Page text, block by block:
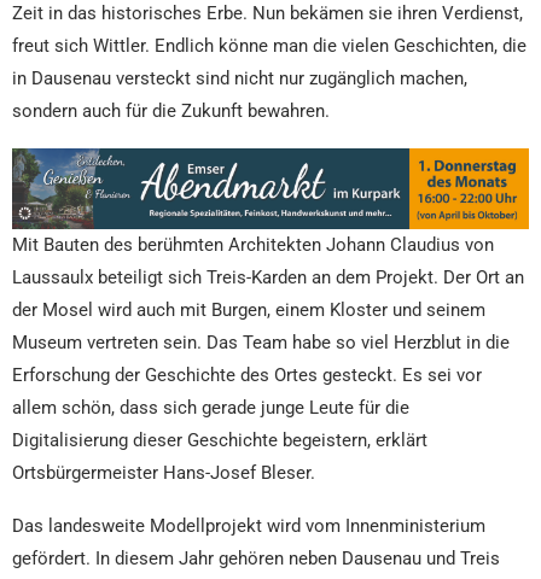
Zeit in das historisches Erbe. Nun bekämen sie ihren Verdienst,
freut sich Wittler. Endlich könne man die vielen Geschichten, die
in Dausenau versteckt sind nicht nur zugänglich machen,
sondern auch für die Zukunft bewahren.
Mit Bauten des berühmten Architekten Johann Claudius von
Laussaulx beteiligt sich Treis-Karden an dem Projekt. Der Ort an
der Mosel wird auch mit Burgen, einem Kloster und seinem
Museum vertreten sein. Das Team habe so viel Herzblut in die
Erforschung der Geschichte des Ortes gesteckt. Es sei vor
allem schön, dass sich gerade junge Leute für die
Digitalisierung dieser Geschichte begeistern, erklärt
Ortsbürgermeister Hans-Josef Bleser.
Das landesweite Modellprojekt wird vom Innenministerium
gefördert. In diesem Jahr gehören neben Dausenau und Treis